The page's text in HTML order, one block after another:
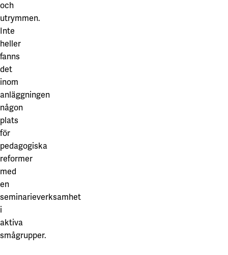
och
utrymmen.
Inte
heller
fanns
det
inom
anläggningen
någon
plats
för
pedagogiska
reformer
med
en
seminarieverksamhet
i
aktiva
smågrupper.